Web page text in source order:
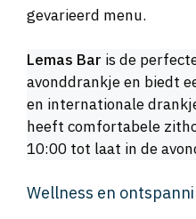
gevarieerd menu.
Lemas Bar is de
avonddrankje en biedt
en internationale
heeft comfortabele
10:00 tot laat in de
Wellness en